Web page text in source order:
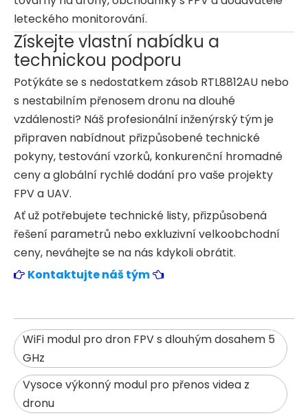
leteckého monitorování.
Získejte vlastní nabídku a
technickou podporu
Potýkáte se s nedostatkem zásob RTL8812AU nebo
s nestabilním přenosem dronu na dlouhé
vzdálenosti? Náš profesionální inženýrský tým je
připraven nabídnout přizpůsobené technické
pokyny, testování vzorků, konkurenční hromadné
ceny a globální rychlé dodání pro vaše projekty
FPV a UAV.
Ať už potřebujete technické listy, přizpůsobená
řešení parametrů nebo exkluzivní velkoobchodní
ceny, neváhejte se na nás kdykoli obrátit.
Kontaktujte náš tým
WiFi modul pro dron FPV s dlouhým dosahem 5
GHz
Vysoce výkonný modul pro přenos videa z
dronu